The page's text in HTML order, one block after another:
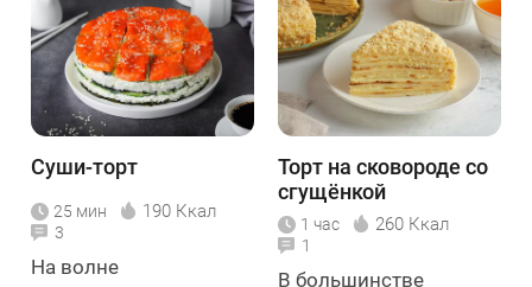
Суши-торт
25 мин 190 Ккал
3
На волне
Торт на сковороде со
сгущёнкой
1 час 260 Ккал
1
В большинстве